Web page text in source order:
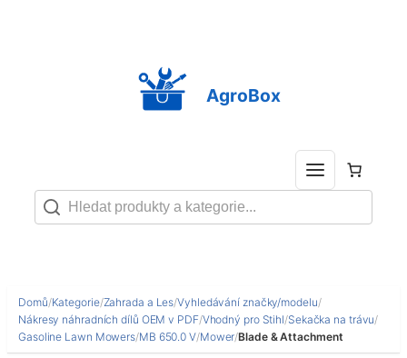
AgroBox
Domů/Kategorie/Zahrada a Les/Vyhledávání značky/modelu/
Nákresy náhradních dílů OEM v PDF/Vhodný pro Stihl/Sekačka na trávu/
Gasoline Lawn Mowers/MB 650.0 V/Mower/Blade & Attachment